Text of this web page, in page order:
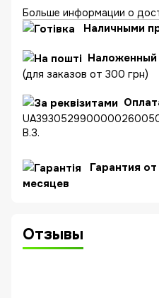
Больше информации о
Наличными
(для заказов от 300 грн)
В.З.
Гарантия
месяцев
Отзывы